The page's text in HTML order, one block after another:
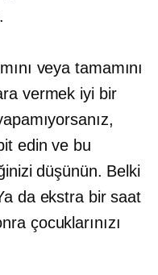
veya tamamını
vermek iyi bir
edin ve bu
düşünün. Belki
da ekstra bir saat
çocuklarınızı